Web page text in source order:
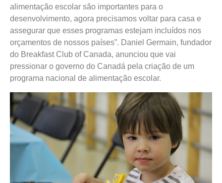
alimentação escolar são importantes para o
desenvolvimento, agora precisamos voltar para casa e
assegurar que esses programas estejam incluídos nos
orçamentos de nossos países”. Daniel Germain, fundador
do Breakfast Club of Canada, anunciou que vai
pressionar o governo do Canadá pela criação de um
programa nacional de alimentação escolar.